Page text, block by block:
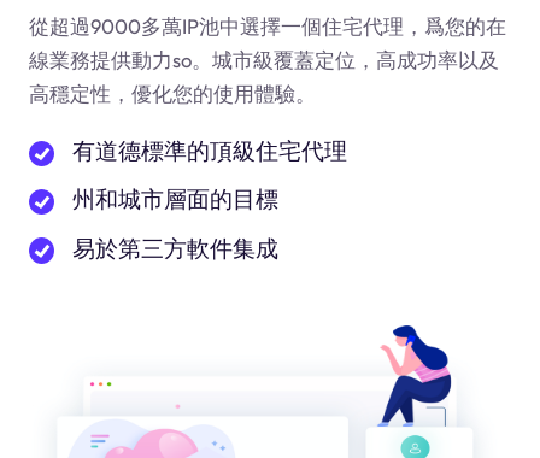
從超過9000多萬IP池中選擇一個住宅代理，爲您的在
線業務提供動力so。城市級覆蓋定位，高成功率以及
高穩定性，優化您的使用體驗。
有道德標準的頂級住宅代理
州和城市層面的目標
易於第三方軟件集成